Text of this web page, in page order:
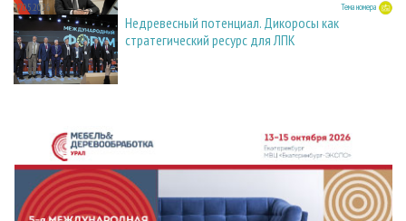
27.05.2026 Тема номера
Недревесный потенциал. Дикоросы как
стратегический ресурс для ЛПК